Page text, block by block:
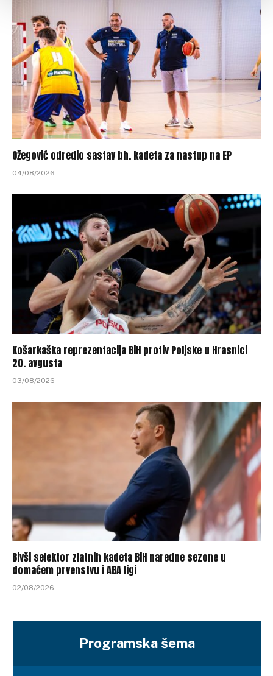
Ožegović odredio sastav bh. kadeta za nastup na EP
04/08/2026
Košarkaška reprezentacija BiH protiv Poljske u Hrasnici
20. avgusta
03/08/2026
Bivši selektor zlatnih kadeta BiH naredne sezone u
domaćem prvenstvu i ABA ligi
02/08/2026
Programska šema